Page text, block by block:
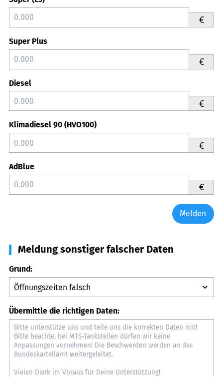
€
Super Plus
€
Diesel
€
Klimadiesel 90 (HVO100)
€
AdBlue
€
Melden
Meldung sonstiger falscher Daten
Grund:
Übermittle die richtigen Daten: